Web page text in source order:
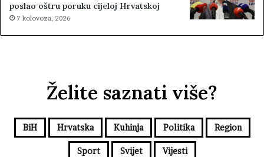
poslao oštru poruku cijeloj Hrvatskoj
7 kolovoza, 2026
Želite saznati više?
BiH Hrvatska Kuhinja Politika Region
Sport Svijet Vijesti